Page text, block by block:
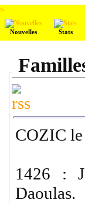
Nouvelles Stats
COZIC le
1426 :
Daoulas.